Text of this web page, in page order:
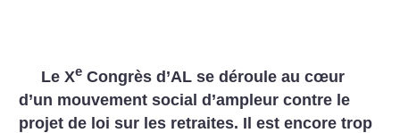
Le Xe Congrès d’AL se déroule au cœur
d’un mouvement social d’ampleur contre le
projet de loi sur les retraites. Il est encore trop